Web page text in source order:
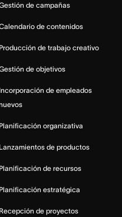
de campañas
de contenidos
de trabajo creativo
de objetivos
de empleados
organizativa
de productos
de recursos
estratégica
de proyectos